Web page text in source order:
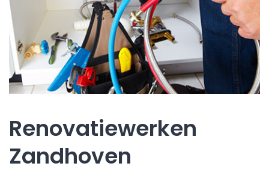
Renovatiewerken
Zandhoven